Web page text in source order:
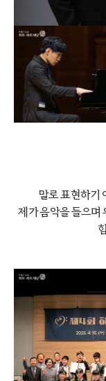
말로 표현하기
제가 음악을 들으며